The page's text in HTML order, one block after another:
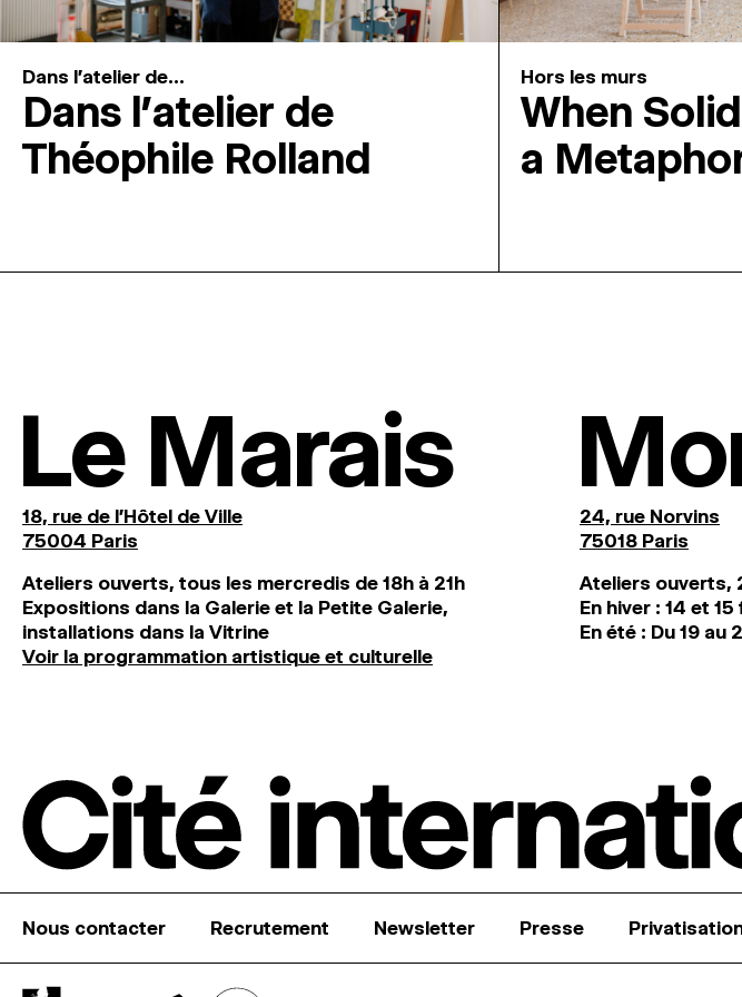
Dans l'atelier de...
Dans l’atelier de
Théophile Rolland
Hors les murs
When
a
Le Marais
18, rue de l'Hôtel de Ville
75004 Paris
Ateliers ouverts, tous les mercredis de 18h à 21h
Expositions dans la Galerie et la Petite Galerie,
installations dans la Vitrine
Voir la programmation artistique et culturelle
24, rue Norvins
75018 Paris
Ateliers ouverts,
En hiver : 14 et
En été : Du 19 au
Nous contacter Recrutement Newsletter Presse